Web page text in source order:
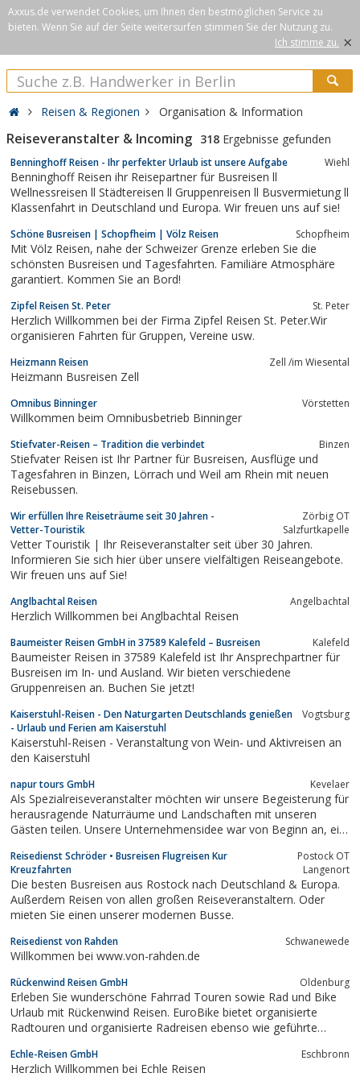
Axxus.de verwendet Cookies, um Ihnen den bestmöglichen Service zu
bieten. Wenn Sie auf der Seite weitersurfen stimmen Sie der Nutzung zu.
Ich stimme zu. ×
Reisen & Regionen Organisation & Information
Reiseveranstalter & Incoming 318 Ergebnisse gefunden
Benninghoff Reisen - Ihr perfekter Urlaub ist unsere Aufgabe Wiehl
Benninghoff Reisen ihr Reisepartner für Busreisen ll
Wellnessreisen ll Städtereisen ll Gruppenreisen ll Busvermietung ll
Klassenfahrt in Deutschland und Europa. Wir freuen uns auf sie!
Schöne Busreisen | Schopfheim | Völz Reisen Schopfheim
Mit Völz Reisen, nahe der Schweizer Grenze erleben Sie die
schönsten Busreisen und Tagesfahrten. Familiäre Atmosphäre
garantiert. Kommen Sie an Bord!
Zipfel Reisen St. Peter St. Peter
Herzlich Willkommen bei der Firma Zipfel Reisen St. Peter.Wir
organisieren Fahrten für Gruppen, Vereine usw.
Heizmann Reisen Zell /im Wiesental
Heizmann Busreisen Zell
Omnibus Binninger Vörstetten
Willkommen beim Omnibusbetrieb Binninger
Stiefvater-Reisen – Tradition die verbindet Binzen
Stiefvater Reisen ist Ihr Partner für Busreisen, Ausflüge und
Tagesfahren in Binzen, Lörrach und Weil am Rhein mit neuen
Reisebussen.
Wir erfüllen Ihre Reiseträume seit 30 Jahren -
Vetter-Touristik
Zörbig OT
Salzfurtkapelle
Vetter Touristik | Ihr Reiseveranstalter seit über 30 Jahren.
Informieren Sie sich hier über unsere vielfältigen Reiseangebote.
Wir freuen uns auf Sie!
Anglbachtal Reisen Angelbachtal
Herzlich Willkommen bei Anglbachtal Reisen
Baumeister Reisen GmbH in 37589 Kalefeld – Busreisen Kalefeld
Baumeister Reisen in 37589 Kalefeld ist Ihr Ansprechpartner für
Busreisen im In- und Ausland. Wir bieten verschiedene
Gruppenreisen an. Buchen Sie jetzt!
Kaiserstuhl-Reisen - Den Naturgarten Deutschlands genießen
- Urlaub und Ferien am Kaiserstuhl
Vogtsburg
Kaiserstuhl-Reisen - Veranstaltung von Wein- und Aktivreisen an
den Kaiserstuhl
napur tours GmbH Kevelaer
Als Spezialreiseveranstalter möchten wir unsere Begeisterung für
herausragende Naturräume und Landschaften mit unseren
Gästen teilen. Unsere Unternehmensidee war von Beginn an, ein
persönlichen und individuellen Service sowie durch attraktive und
ausgefallene...
Reisedienst Schröder • Busreisen Flugreisen Kur
Kreuzfahrten
Postock OT
Langenort
Die besten Busreisen aus Rostock nach Deutschland & Europa.
Außerdem Reisen von allen großen Reiseveranstaltern. Oder
mieten Sie einen unserer modernen Busse.
Reisedienst von Rahden Schwanewede
Willkommen bei www.von-rahden.de
Rückenwind Reisen GmbH Oldenburg
Erleben Sie wunderschöne Fahrrad Touren sowie Rad und Bike
Urlaub mit Rückenwind Reisen. EuroBike bietet organisierte
Radtouren und organisierte Radreisen ebenso wie geführte
Radtouren und Radreisen.
Echle-Reisen GmbH Eschbronn
Herzlich Willkommen bei Echle Reisen